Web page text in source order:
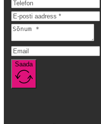
Saada